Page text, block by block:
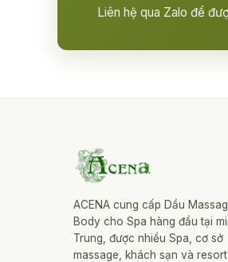
Liên hệ qua Zalo để
ACENA cung cấp Dầu
Body cho Spa hàng đầu tại
Trung, được nhiều Spa, cơ sở
massage, khách sạn và